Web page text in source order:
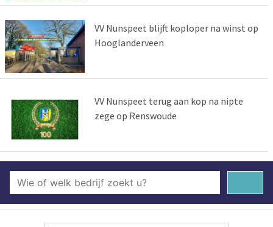
VV Nunspeet blijft koploper na winst op
Hooglanderveen
VV Nunspeet terug aan kop na nipte
zege op Renswoude